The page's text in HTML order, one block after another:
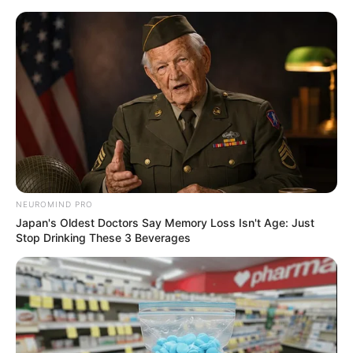
Aller
contenu
ASTRO CHANCE
Les Numéros Chance du Jour
EURODREAMS de la FDJ
17 juillet 2024
NEUROMIND PRO
Japan's Oldest Doctors Say Memory Loss Isn't Age: Just
Stop Drinking These 3 Beverages